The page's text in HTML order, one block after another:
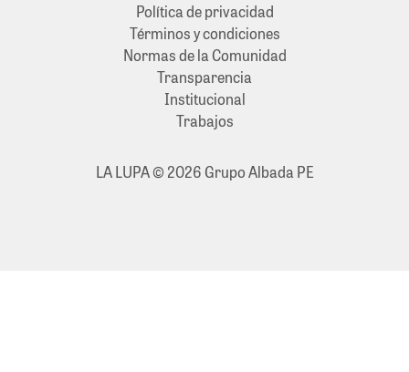
Política de privacidad
Términos y condiciones
Normas de la Comunidad
Transparencia
Institucional
Trabajos
LA LUPA © 2026 Grupo Albada PE